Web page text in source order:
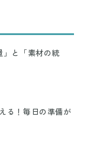
」と「素材の統
る！毎日の準備が